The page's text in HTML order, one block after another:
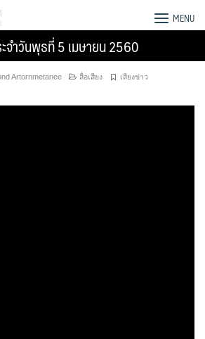
MENU
จำวันพุธที่ 5 เมษายน 2560
Artornmetanee สื่อเสียง
เสียงข่าว